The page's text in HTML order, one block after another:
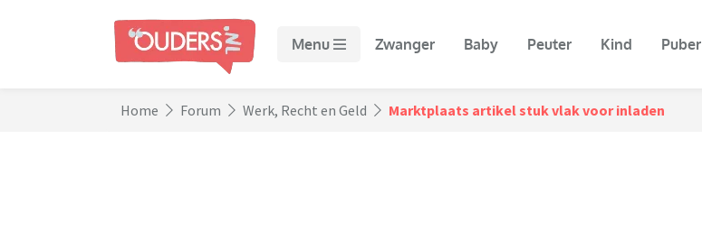
Menu Zwanger Baby Peuter Kind Puber
Home Forum Werk, Recht en Geld Marktplaats artikel stuk vlak voor inladen